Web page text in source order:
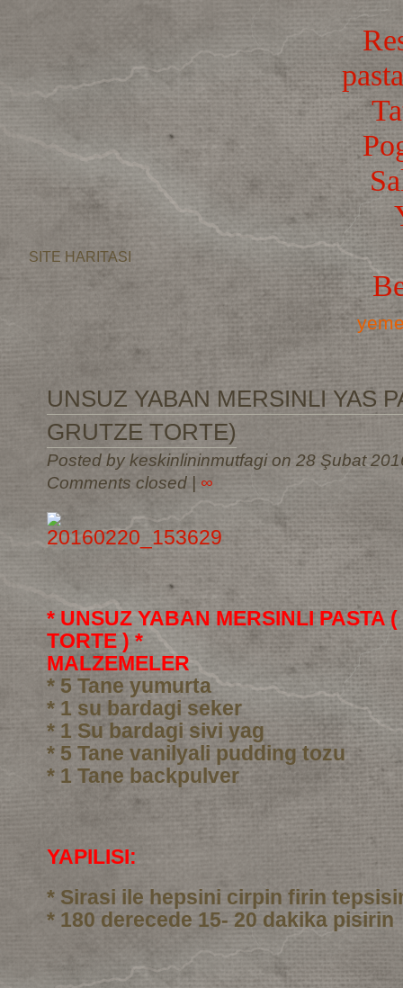
SITE HARITASI
UNSUZ YABAN MERSINLI YAS
GRUTZE TORTE)
Posted by keskinlininmutfagi on 28 Şubat
Comments closed| ∞
* UNSUZ YABAN MERSINLI PASTA
TORTE ) *
MALZEMELER
* 5 Tane yumurta
* 1 su bardagi seker
* 1 Su bardagi sivi yag
* 5 Tane vanilyali pudding tozu
* 1 Tane backpulver
YAPILISI:
* Sirasi ile hepsini cirpin firin
* 180 derecede 15- 20 dakika pisirin